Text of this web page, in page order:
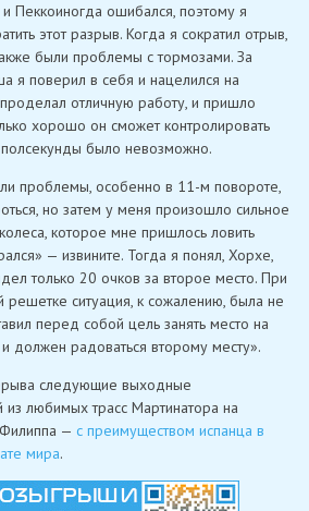
Пеккоиногда ошибался, поэтому я
этот разрыв. Когда я сократил отрыв,
были проблемы с тормозами. За
я поверил в себя и нацелился на
отличную работу, и пришло
хорошо он сможет контролировать
было невозможно.
проблемы, особенно в 11-м повороте,
но затем у меня произошло сильное
которое мне пришлось ловить
— извините. Тогда я понял, Хорхе,
только 20 очков за второе место. При
решетке ситуация, к сожалению, была не
перед собой цель занять место на
должен радоваться второму месту».
следующие выходные
любимых трасс Мартинатора на
— с преимуществом испанца в
мира.